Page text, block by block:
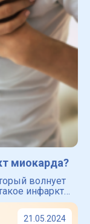
миокарда?
волнует
инфаркт
и как это
вас ―
21.05.2024